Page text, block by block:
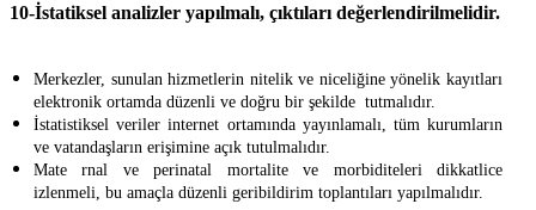
10-İstatiksel analizler yapılmalı, çıktıları değerlendirilmelidir.
Merkezler, sunulan hizmetlerin nitelik ve niceliğine yönelik kayıtları
elektronik ortamda düzenli ve doğru bir şekilde tutmalıdır.
İstatistiksel veriler internet ortamında yayınlamalı, tüm kurumların
ve vatandaşların erişimine açık tutulmalıdır.
Mate rnal ve perinatal mortalite ve morbiditeleri dikkatlice
izlenmeli, bu amaçla düzenli geribildirim toplantıları yapılmalıdır.